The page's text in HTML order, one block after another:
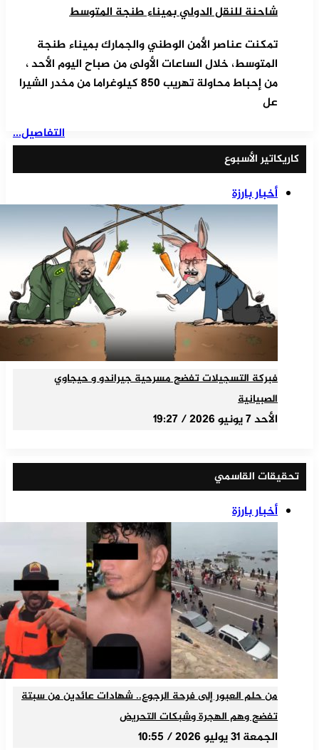
شاحنة للنقل الدولي بميناء طنجة المتوسط
تمكنت عناصر الأمن الوطني والجمارك بميناء طنجة
المتوسط، خلال الساعات الأولى من صباح اليوم الأحد ،
من إحباط محاولة تهريب 850 كيلوغراما من مخدر الشيرا
عل
التفاصيل...
كاريكاتير الأسبوع
أخبار بارزة
فبركة التسجيلات تفضح مسرحية جيراندو و حيجاوي
الصبيانية
الأحد 7 يونيو 2026 / 19:27
تحقيقات القاسمي
أخبار بارزة
من حلم العبور إلى فرحة الرجوع.. شهادات عائدين من سبتة
تفضح وهم الهجرة وشبكات التحريض
الجمعة 31 يوليو 2026 / 10:55